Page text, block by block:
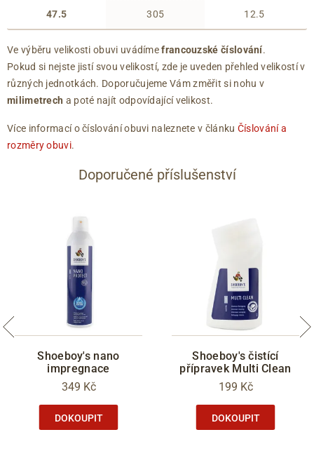
47.5 305 12.5
Ve výběru velikosti obuvi uvádímefrancouzské číslování.
Pokud si nejste jistí svou velikostí, zde je uveden přehled velikostí v
různých jednotkách. Doporučujeme Vám změřit si nohu v
milimetrech a poté najít odpovídající velikost.
Více informací o číslování obuvi naleznete v článku Číslování a
rozměry obuvi.
Doporučené příslušenství
Shoeboy's nano
impregnace
349 Kč
DOKOUPIT
Shoeboy's čistící
přípravek Multi Clean
199 Kč
DOKOUPIT